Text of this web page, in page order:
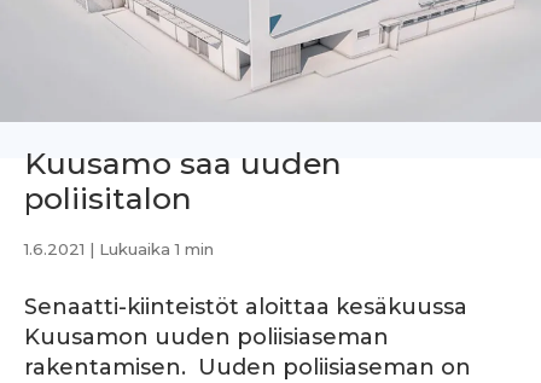
Kuusamo saa uuden
poliisitalon
1.6.2021 | Lukuaika 1 min
Senaatti-kiinteistöt aloittaa kesäkuussa
Kuusamon uuden poliisiaseman
rakentamisen. Uuden poliisiaseman on